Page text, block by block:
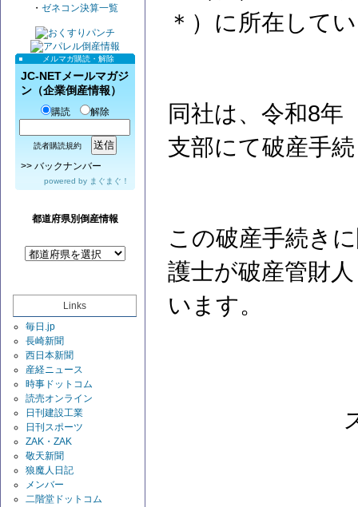
・ ゼネコン決算一覧
メルマガ購読・解除
JC-NETメールマガジ
ン（企業倒産情報）
購読 解除
読者購読規約
>> バックナンバー
powered by まぐまぐ！
都道府県別倒産情報
Links
毎日.jp
長崎新聞
西日本新聞
産経ニュース
時事ドットコム
読売オンライン
日刊建設工業
日刊スポーツ
ZAK・ZAK
敬天新聞
狼魔人日記
メンバー
二階堂ドットコム
＊）に所在して
同社は、令和8年
支部にて破産手
この破産手続き
護士が破産管財
います。